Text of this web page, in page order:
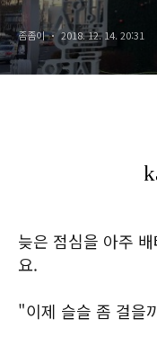
좀좀이 2018. 12. 14. 20:31
늦은 점심을 아주
요.
"이제 슬슬 좀 걸을